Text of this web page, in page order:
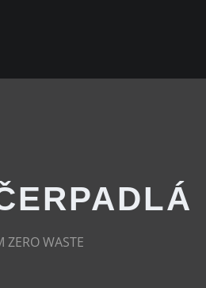
ZERO WASTE